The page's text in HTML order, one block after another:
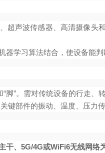
超声波传感器、高清摄像头
器学习算法结合，使设备能
“脚”。需对传统设备的行走
键部件的振动、温度、压力
干、5G/4G或WiFi6无线网络